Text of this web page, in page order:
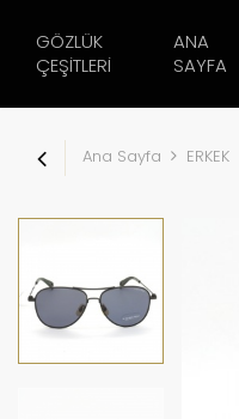
GÖZLÜK
ÇEŞITLERI
ANA
SAYFA
Ana Sayfa ERKEK